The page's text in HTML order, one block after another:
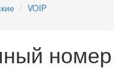
VOIP
номер